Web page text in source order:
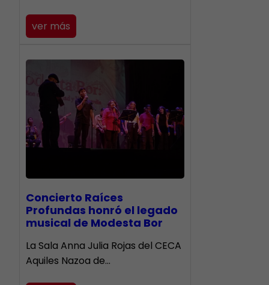
ver más
​Concierto Raíces
Profundas honró el legado
musical de Modesta Bor
La Sala Anna Julia Rojas del CECA
Aquiles Nazoa de…